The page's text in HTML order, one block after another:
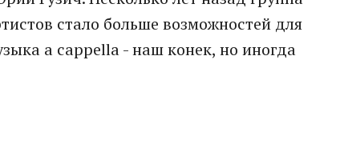
стало больше возможностей для
a cappella - наш конек, но иногда